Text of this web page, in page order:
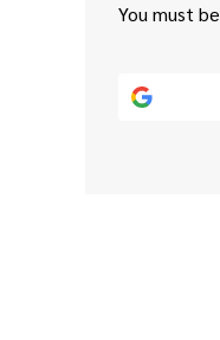
You must be